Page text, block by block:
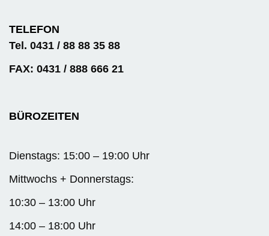
TELEFON
Tel. 0431 / 88 88 35 88
FAX: 0431 / 888 666 21
BÜROZEITEN
Dienstags: 15:00 – 19:00 Uhr
Mittwochs + Donnerstags:
10:30 – 13:00 Uhr
14:00 – 18:00 Uhr